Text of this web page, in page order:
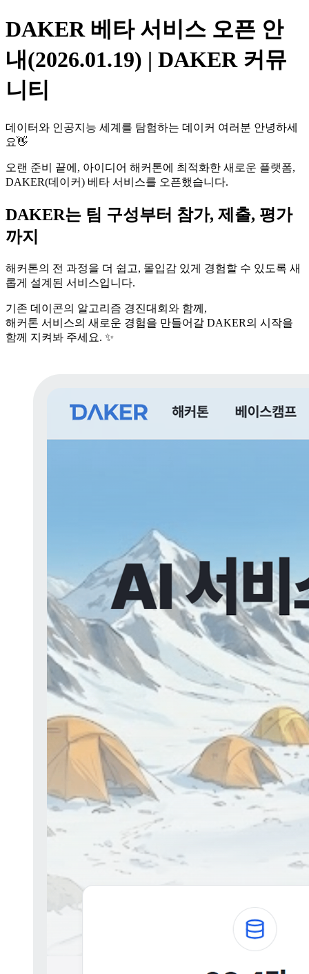
DAKER 베타 서비스 오픈 안
내(2026.01.19) | DAKER 커뮤
니티
데이터와 인공지능 세계를 탐험하는 데이커 여러분 안녕하세
요👋
오랜 준비 끝에, 아이디어 해커톤에 최적화한 새로운 플랫폼,
DAKER(데이커) 베타 서비스를 오픈했습니다.
DAKER는 팀 구성부터 참가, 제출, 평가
까지
해커톤의 전 과정을 더 쉽고, 몰입감 있게 경험할 수 있도록 새
롭게 설계된 서비스입니다.
기존 데이콘의 알고리즘 경진대회와 함께,
해커톤 서비스의 새로운 경험을 만들어갈 DAKER의 시작을
함께 지켜봐 주세요. ✨